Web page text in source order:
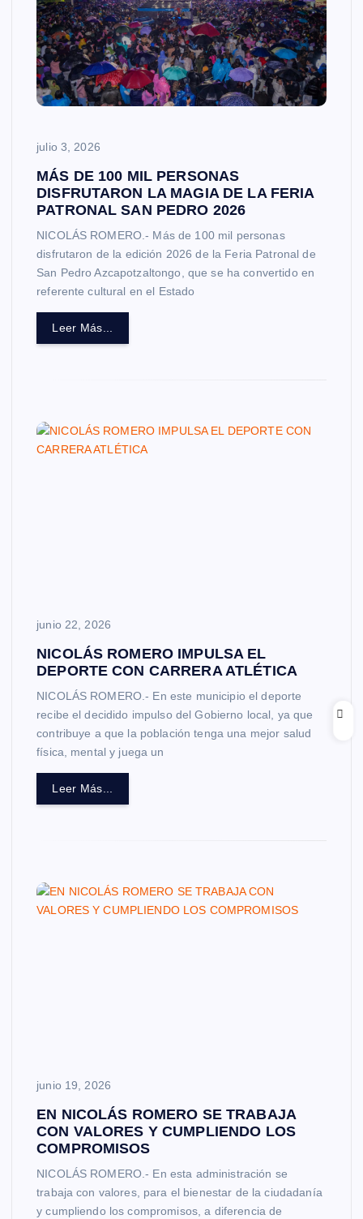
julio 3, 2026
MÁS DE 100 MIL PERSONAS
DISFRUTARON LA MAGIA DE LA FERIA
PATRONAL SAN PEDRO 2026
NICOLÁS ROMERO.- Más de 100 mil personas
disfrutaron de la edición 2026 de la Feria Patronal de
San Pedro Azcapotzaltongo, que se ha convertido en
referente cultural en el Estado
Leer Más...
junio 22, 2026
NICOLÁS ROMERO IMPULSA EL
DEPORTE CON CARRERA ATLÉTICA
NICOLÁS ROMERO.- En este municipio el deporte
recibe el decidido impulso del Gobierno local, ya que
contribuye a que la población tenga una mejor salud
física, mental y juega un
Leer Más...
junio 19, 2026
EN NICOLÁS ROMERO SE TRABAJA
CON VALORES Y CUMPLIENDO LOS
COMPROMISOS
NICOLÁS ROMERO.- En esta administración se
trabaja con valores, para el bienestar de la ciudadanía
y cumpliendo los compromisos, a diferencia de